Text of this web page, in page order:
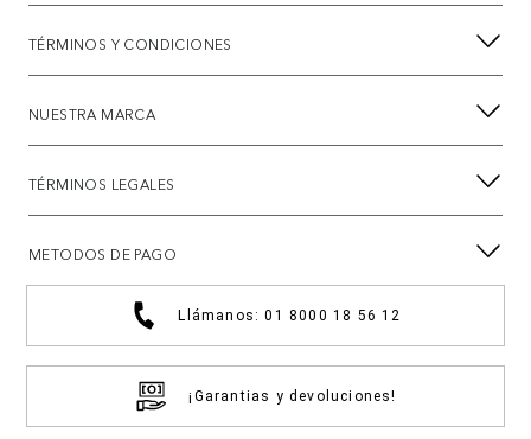
TÉRMINOS Y CONDICIONES
NUESTRA MARCA
TÉRMINOS LEGALES
METODOS DE PAGO
Llámanos: 01 8000 18 56 12
¡Garantias y devoluciones!